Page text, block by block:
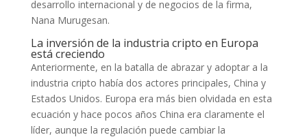
desarrollo internacional y de negocios de la firma,
Nana Murugesan.
La inversión de la industria cripto en Europa
está creciendo
Anteriormente, en la batalla de abrazar y adoptar a la
industria cripto había dos actores principales, China y
Estados Unidos. Europa era más bien olvidada en esta
ecuación y hace pocos años China era claramente el
líder, aunque la regulación puede cambiar la